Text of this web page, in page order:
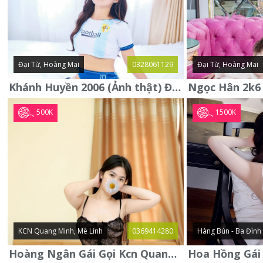
Đại Từ, Hoàng Mai 0328061129
Khánh Huyền 2006 (Ảnh thật) Đại từ - Hoàng Mai
Đại Từ, Hoàng Mai
500K
KCN Quang Minh, Mê Linh 0369414280
Hoàng Ngân Gái Gọi Kcn Quang Minh - Mê Linh . Hàng Vip Lần Đầu
1500K
Hàng Bún - Ba Đình